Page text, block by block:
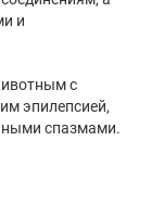
и
с
эпилепсией,
спазмами.